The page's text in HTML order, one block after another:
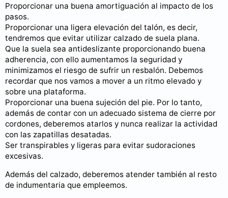
Proporcionar una buena amortiguación al impacto de los
pasos.
Proporcionar una ligera elevación del talón, es decir,
tendremos que evitar utilizar calzado de suela plana.
Que la suela sea antideslizante proporcionando buena
adherencia, con ello aumentamos la seguridad y
minimizamos el riesgo de sufrir un resbalón. Debemos
recordar que nos vamos a mover a un ritmo elevado y
sobre una plataforma.
Proporcionar una buena sujeción del pie. Por lo tanto,
además de contar con un adecuado sistema de cierre por
cordones, deberemos atarlos y nunca realizar la actividad
con las zapatillas desatadas.
Ser transpirables y ligeras para evitar sudoraciones
excesivas.
Además del calzado, deberemos atender también al resto
de indumentaria que empleemos.